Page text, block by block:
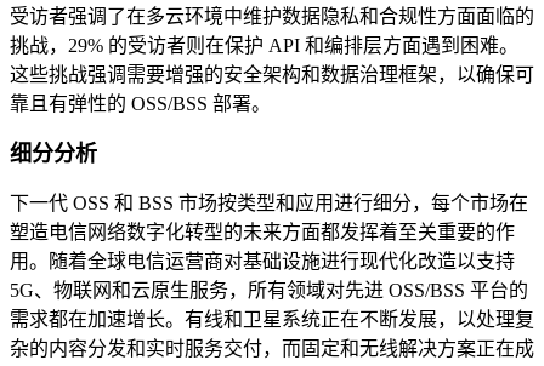
受访者强调了在多云环境中维护数据隐私和合规性方面面临的
挑战，29% 的受访者则在保护 API 和编排层方面遇到困难。
这些挑战强调需要增强的安全架构和数据治理框架，以确保可
靠且有弹性的 OSS/BSS 部署。
细分分析
下一代 OSS 和 BSS 市场按类型和应用进行细分，每个市场在
塑造电信网络数字化转型的未来方面都发挥着至关重要的作
用。随着全球电信运营商对基础设施进行现代化改造以支持
5G、物联网和云原生服务，所有领域对先进 OSS/BSS 平台的
需求都在加速增长。有线和卫星系统正在不断发展，以处理复
杂的内容分发和实时服务交付，而固定和无线解决方案正在成